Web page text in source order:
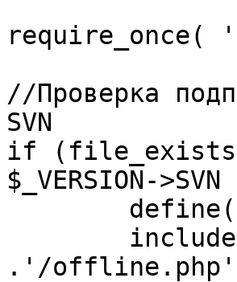
require_once(
//Проверка
SVN
if
$_VERSION-
.'/